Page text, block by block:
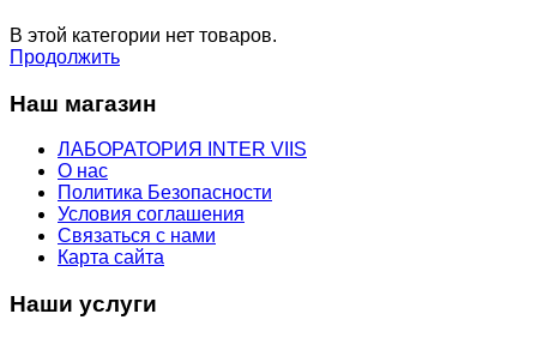
В этой категории нет товаров.
Продолжить
Наш магазин
ЛАБОРАТОРИЯ INTER VIIS
О нас
Политика Безопасности
Условия соглашения
Связаться с нами
Карта сайта
Наши услуги